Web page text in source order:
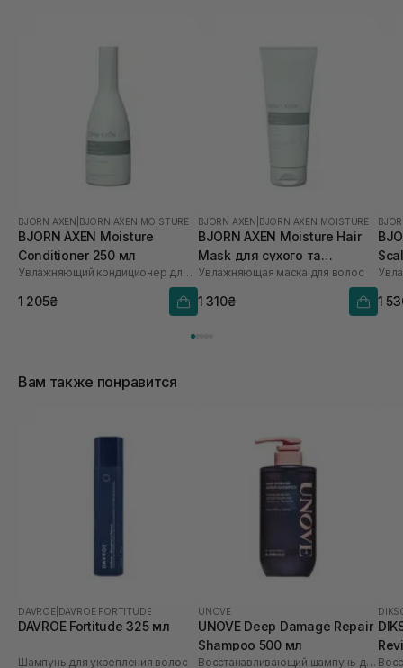
BJORN AXEN BJORN AXEN MOISTURE
BJORN AXEN Moisture
Conditioner 250 мл
Увлажняющий кондиционер для волос
1 205₴
BJORN AXEN BJORN AXEN MOISTURE
BJORN AXEN Moisture Hair
Mask для сухого та
зневодненого волосся 200
мл
Увлажняющая маска для волос
1 310₴ 1
Вам также понравится
DAVROE DAVROE FORTITUDE
DAVROE Fortitude 325 мл
Шампунь для укрепления волос
UNOVE
UNOVE Deep Damage Repair
Shampoo 500 мл
Восстанавливающий шампунь для поврежденных волос